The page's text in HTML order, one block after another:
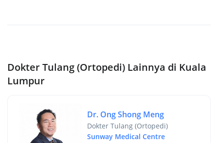
Dokter Tulang (Ortopedi) Lainnya di Kuala
Lumpur
Dr. Ong Shong Meng
Dokter Tulang (Ortopedi)
Sunway Medical Centre